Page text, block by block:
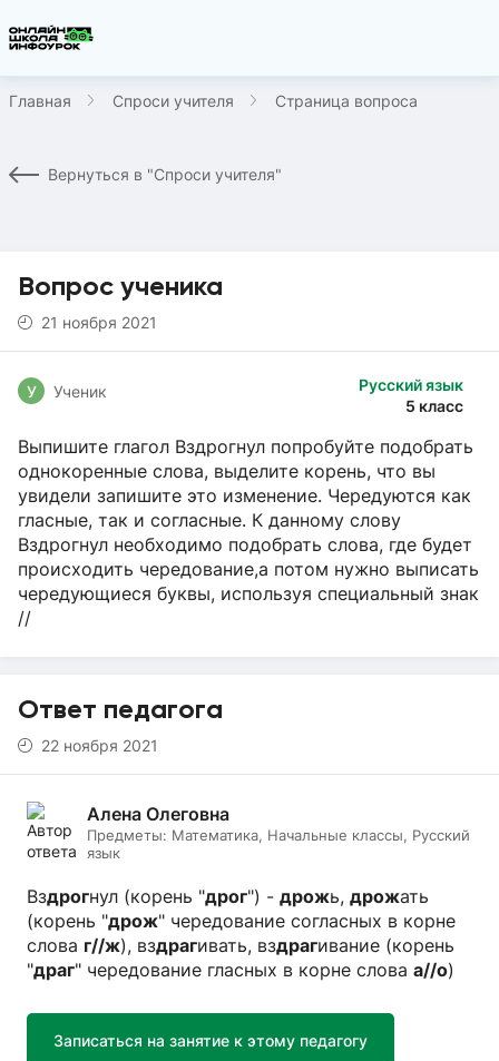
Главная Спроси учителя Страница вопроса
Вернуться в "Спроси учителя"
Вопрос ученика
21 ноября 2021
Русский язык
5 класс
У Ученик
Выпишите глагол Вздрогнул попробуйте подобрать
однокоренные слова, выделите корень, что вы
увидели запишите это изменение. Чередуются как
гласные, так и согласные. К данному слову
Вздрогнул необходимо подобрать слова, где будет
происходить чередование,а потом нужно выписать
чередующиеся буквы, используя специальный знак
//
Ответ педагога
22 ноября 2021
Алена Олеговна
Предметы: Математика, Начальные классы, Русский
язык
Вздрогнул (корень "дрог") - дрожь, дрожать
(корень "дрож" чередование согласных в корне
слова г//ж), вздрагивать, вздрагивание (корень
"драг" чередование гласных в корне слова а//о)
Записаться на занятие к этому педагогу